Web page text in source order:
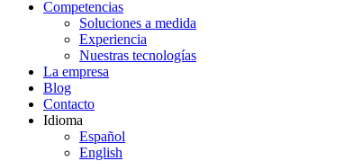
Competencias
Soluciones a medida
Experiencia
Nuestras tecnologías
La empresa
Blog
Contacto
Idioma
Español
English